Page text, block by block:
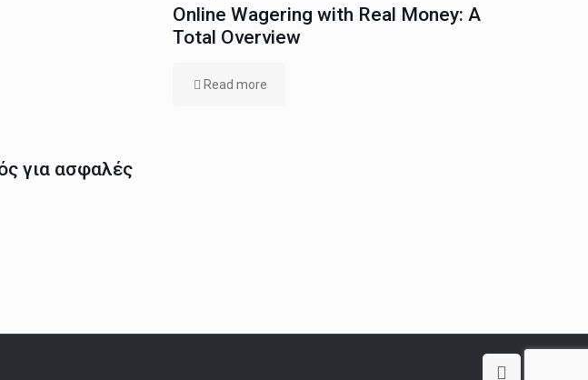
για ασφαλές
Online Wagering with Real Money: A
Total Overview
Read more